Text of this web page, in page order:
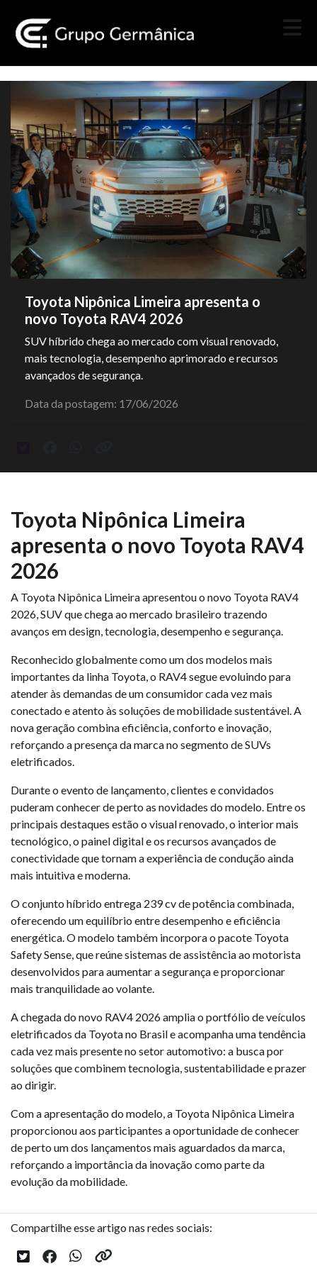
Toyota Nipônica Limeira apresenta o
novo Toyota RAV4 2026
SUV híbrido chega ao mercado com visual renovado,
mais tecnologia, desempenho aprimorado e recursos
avançados de segurança.
Data da postagem: 17/06/2026
Toyota Nipônica Limeira
apresenta o novo Toyota RAV4
2026
A Toyota Nipônica Limeira apresentou o novo Toyota RAV4
2026, SUV que chega ao mercado brasileiro trazendo
avanços em design, tecnologia, desempenho e segurança.
Reconhecido globalmente como um dos modelos mais
importantes da linha Toyota, o RAV4 segue evoluindo para
atender às demandas de um consumidor cada vez mais
conectado e atento às soluções de mobilidade sustentável. A
nova geração combina eficiência, conforto e inovação,
reforçando a presença da marca no segmento de SUVs
eletrificados.
Durante o evento de lançamento, clientes e convidados
puderam conhecer de perto as novidades do modelo. Entre os
principais destaques estão o visual renovado, o interior mais
tecnológico, o painel digital e os recursos avançados de
conectividade que tornam a experiência de condução ainda
mais intuitiva e moderna.
O conjunto híbrido entrega 239 cv de potência combinada,
oferecendo um equilíbrio entre desempenho e eficiência
energética. O modelo também incorpora o pacote Toyota
Safety Sense, que reúne sistemas de assistência ao motorista
desenvolvidos para aumentar a segurança e proporcionar
mais tranquilidade ao volante.
A chegada do novo RAV4 2026 amplia o portfólio de veículos
eletrificados da Toyota no Brasil e acompanha uma tendência
cada vez mais presente no setor automotivo: a busca por
soluções que combinem tecnologia, sustentabilidade e prazer
ao dirigir.
Com a apresentação do modelo, a Toyota Nipônica Limeira
proporcionou aos participantes a oportunidade de conhecer
de perto um dos lançamentos mais aguardados da marca,
reforçando a importância da inovação como parte da
evolução da mobilidade.
Compartilhe esse artigo nas redes sociais: